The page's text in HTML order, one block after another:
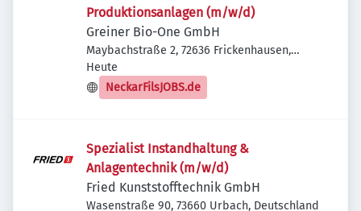
Produktionsanlagen (m/w/d)
Greiner Bio-One GmbH
Maybachstraße 2, 72636 Frickenhausen,
Deutschland
Veröffentlicht
Heute
NeckarFilsJOBS.de
Spezialist Instandhaltung &
Anlagentechnik (m/w/d)
Fried Kunststofftechnik GmbH
Wasenstraße 90, 73660 Urbach, Deutschland